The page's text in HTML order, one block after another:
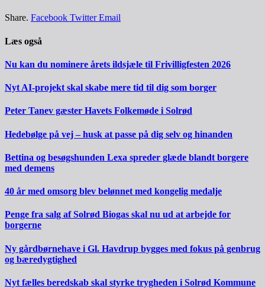
Share. Facebook Twitter Email
Læs også
Nu kan du nominere årets ildsjæle til Frivilligfesten 2026
Nyt AI-projekt skal skabe mere tid til dig som borger
Peter Tanev gæster Havets Folkemøde i Solrød
Hedebølge på vej – husk at passe på dig selv og hinanden
Bettina og besøgshunden Lexa spreder glæde blandt borgere
med demens
40 år med omsorg blev belønnet med kongelig medalje
Penge fra salg af Solrød Biogas skal nu ud at arbejde for
borgerne
Ny gårdbørnehave i Gl. Havdrup bygges med fokus på genbrug
og bæredygtighed
Nyt fælles beredskab skal styrke trygheden i Solrød Kommune